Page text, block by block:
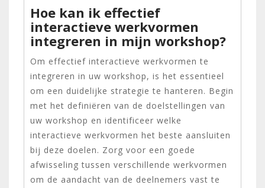
Hoe kan ik effectief
interactieve werkvormen
integreren in mijn workshop?
Om effectief interactieve werkvormen te
integreren in uw workshop, is het essentieel
om een duidelijke strategie te hanteren. Begin
met het definiëren van de doelstellingen van
uw workshop en identificeer welke
interactieve werkvormen het beste aansluiten
bij deze doelen. Zorg voor een goede
afwisseling tussen verschillende werkvormen
om de aandacht van de deelnemers vast te